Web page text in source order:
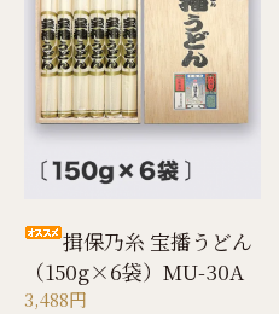
揖保乃糸 宝播うどん
（150g×6袋）MU-30A
3,488円